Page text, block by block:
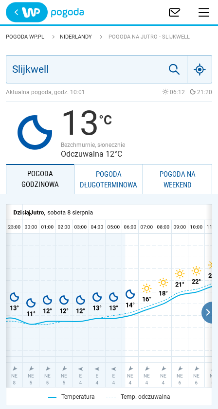
Trwa ładowanie
POLSKA
JAKOŚĆ POWIETRZA
POGODA WP.PL NIDERLANDY POGODA NA JUTRO - SLIJKWELL
Aktualna pogoda, godz. 10:01 06:12 21:20
13
Bezchmurnie, słonecznie
Odczuwalna 12°C
POGODA
GODZINOWA
POGODA
DŁUGOTERMINOWA
POGODA NA
WEEKEND
Temperatura Temp. odczuwalna